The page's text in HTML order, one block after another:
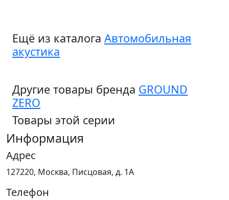
Ещё из каталога Автомобильная
акустика
Другие товары бренда GROUND
ZERO
Товары этой серии
Информация
Адрес
127220, Москва, Писцовая, д. 1А
Телефон